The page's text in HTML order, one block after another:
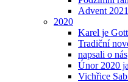
Advent 2021
2020
Karel je Gott
Tradiční
napsali o nás
Únor 2020
Vichřice